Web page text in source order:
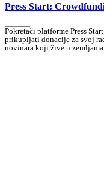
Press Start:
Pokretači platforme Press
prikupljati donacije za svoj
novinara koji žive u